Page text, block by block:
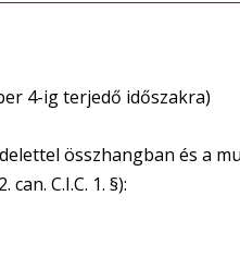
4-ig terjedő időszakra)
összhangban és a
C.I.C. 1. §):